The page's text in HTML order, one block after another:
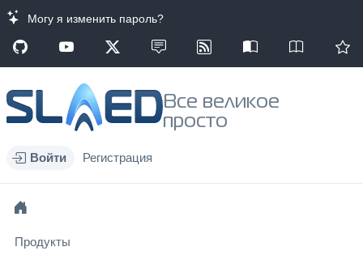
Могу я изменить пароль?
Все великое
просто
Войти Регистрация
Продукты